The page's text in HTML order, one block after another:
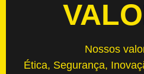
Nossos
Ética, Segurança,